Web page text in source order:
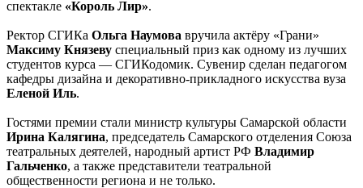
спектакле «Король Лир».
Ректор СГИКа Ольга Наумова вручила актёру «Грани»
Максиму Князеву специальный приз как одному из лучших
студентов курса — СГИКодомик. Сувенир сделан педагогом
кафедры дизайна и декоративно-прикладного искусства вуза
Еленой Иль.
Гостями премии стали министр культуры Самарской области
Ирина Калягина, председатель Самарского отделения Союза
театральных деятелей, народный артист РФ Владимир
Гальченко, а также представители театральной
общественности региона и не только.